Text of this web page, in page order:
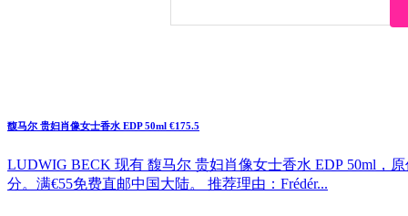
馥马尔 贵妇肖像女士香水 EDP 50ml €175.5
LUDWIG BECK 现有 馥马尔 贵妇肖像女士香水 EDP 50ml，
分。满€55免费直邮中国大陆。 推荐理由：Frédér...